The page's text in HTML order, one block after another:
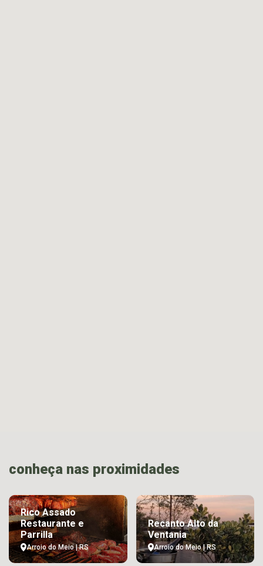
conheça nas proximidades
Rico Assado
Restaurante e
Parrilla
Arroio do Meio | RS
Recanto Alto da
Ventania
Arroio do Meio | RS